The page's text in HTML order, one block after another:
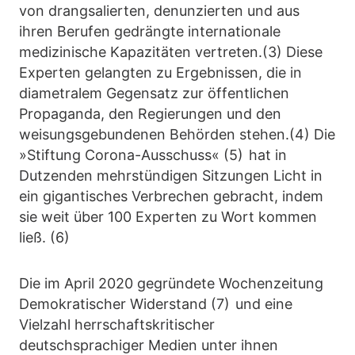
von drangsalierten, denunzierten und aus
ihren Berufen gedrängte internationale
medizinische Kapazitäten vertreten.(3) Diese
Experten gelangten zu Ergebnissen, die in
diametralem Gegensatz zur öffentlichen
Propaganda, den Regierungen und den
weisungsgebundenen Behörden stehen.(4) Die
»Stiftung Corona-Ausschuss« (5) hat in
Dutzenden mehrstündigen Sitzungen Licht in
ein gigantisches Verbrechen gebracht, indem
sie weit über 100 Experten zu Wort kommen
ließ. (6)
Die im April 2020 gegründete Wochenzeitung
Demokratischer Widerstand (7) und eine
Vielzahl herrschaftskritischer
deutschsprachiger Medien unter ihnen